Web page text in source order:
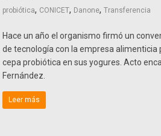
probiótica, CONICET, Danone,Transferencia
Hace un año el organismo firmó un
de tecnología con la empresa alimenticia
cepa probiótica en sus yogures. Acto
Fernández.
Leer más